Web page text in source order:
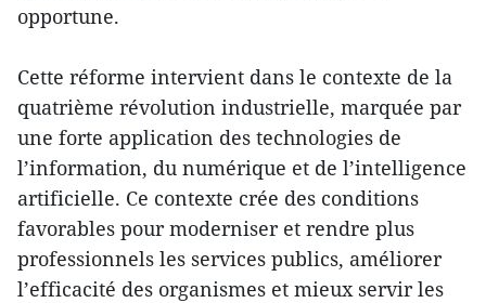
opportune.
Cette réforme intervient dans le contexte de la
quatrième révolution industrielle, marquée par
une forte application des technologies de
l’information, du numérique et de l’intelligence
artificielle. Ce contexte crée des conditions
favorables pour moderniser et rendre plus
professionnels les services publics, améliorer
l’efficacité des organismes et mieux servir les